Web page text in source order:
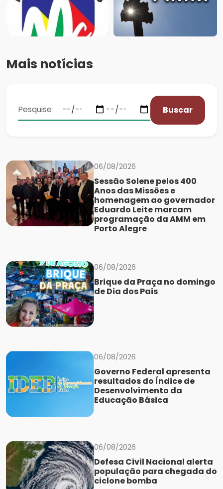
Mais notícias
Buscar
06/08/2026
Sessão Solene pelos 400
Anos das Missões e
homenagem ao governador
Eduardo Leite marcam
programação da AMM em
Porto Alegre
06/08/2026
Brique da Praça no domingo
de Dia dos Pais
06/08/2026
Governo Federal apresenta
resultados do Índice de
Desenvolvimento da
Educação Básica
06/08/2026
Defesa Civil Nacional alerta
população para chegada do
ciclone bomba